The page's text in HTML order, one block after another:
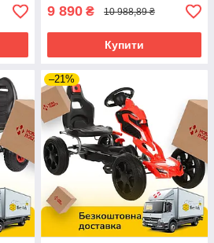
9 890 ₴ 10 988,89 ₴
Купити
–21%